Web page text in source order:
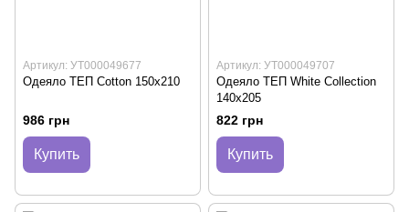
Артикул: УТ000049677
Одеяло ТЕП Cotton 150х210
986 грн
Купить
Артикул: УТ000049707
Одеяло ТЕП White Collection
140х205
822 грн
Купить